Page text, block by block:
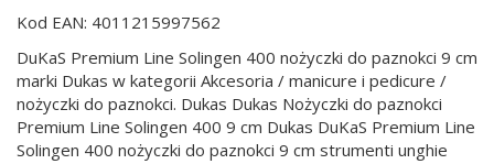
Kod EAN: 4011215997562
DuKaS Premium Line Solingen 400 nożyczki do paznokci 9 cm
marki Dukas w kategorii Akcesoria / manicure i pedicure /
nożyczki do paznokci. Dukas Dukas Nożyczki do paznokci
Premium Line Solingen 400 9 cm Dukas DuKaS Premium Line
Solingen 400 nożyczki do paznokci 9 cm strumenti unghie